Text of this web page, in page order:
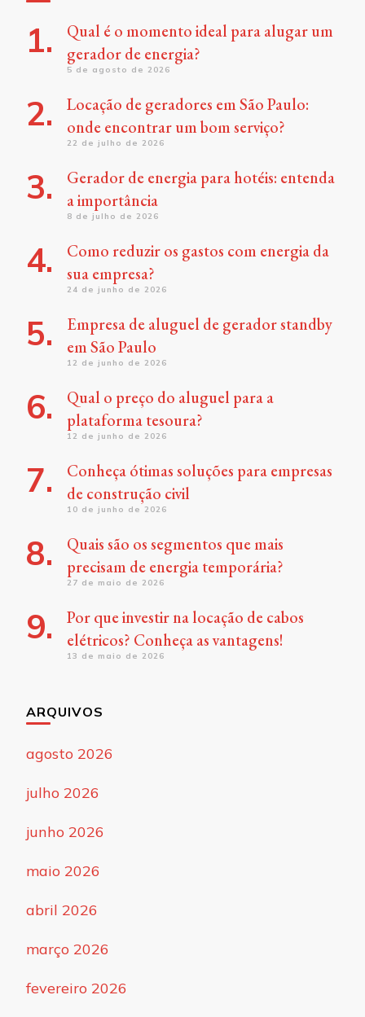
Qual é o momento ideal para alugar um
gerador de energia?
5 de agosto de 2026
Locação de geradores em São Paulo:
onde encontrar um bom serviço?
22 de julho de 2026
Gerador de energia para hotéis: entenda
a importância
8 de julho de 2026
Como reduzir os gastos com energia da
sua empresa?
24 de junho de 2026
Empresa de aluguel de gerador standby
em São Paulo
12 de junho de 2026
Qual o preço do aluguel para a
plataforma tesoura?
12 de junho de 2026
Conheça ótimas soluções para empresas
de construção civil
10 de junho de 2026
Quais são os segmentos que mais
precisam de energia temporária?
27 de maio de 2026
Por que investir na locação de cabos
elétricos? Conheça as vantagens!
13 de maio de 2026
ARQUIVOS
agosto 2026
julho 2026
junho 2026
maio 2026
abril 2026
março 2026
fevereiro 2026